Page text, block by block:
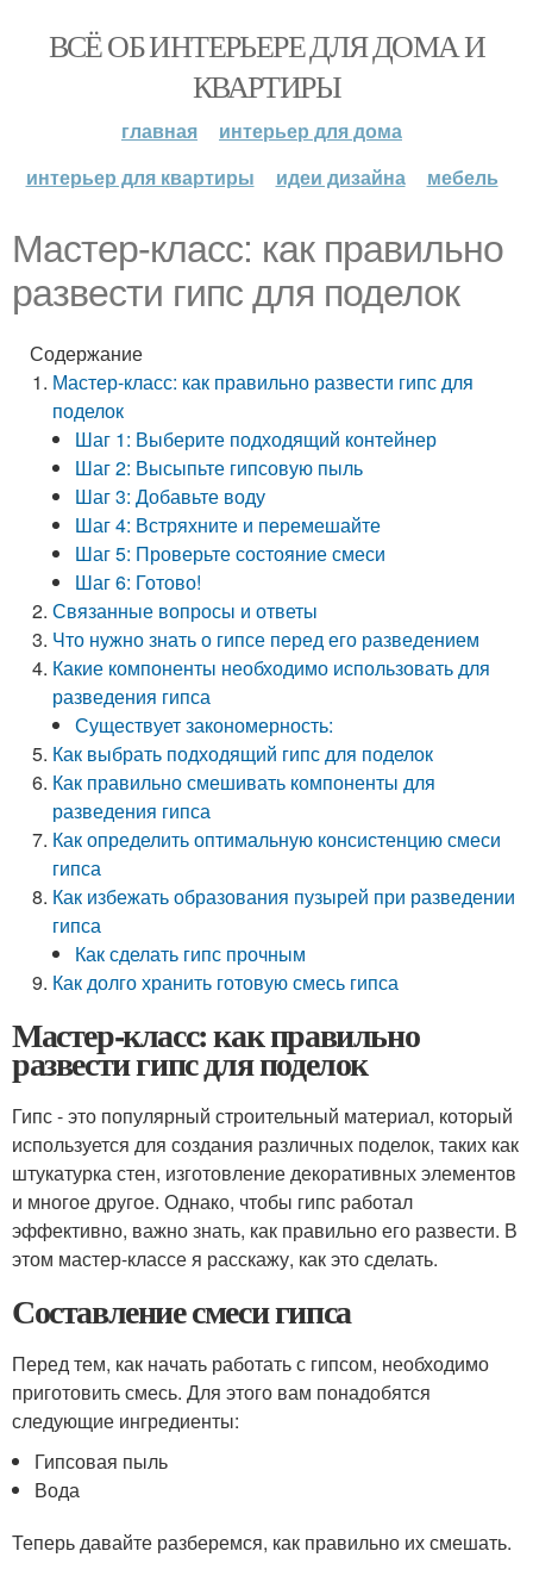
ВСЁ ОБ ИНТЕРЬЕРЕ ДЛЯ ДОМА И
КВАРТИРЫ
главная
интерьер для дома
интерьер для квартиры
идеи дизайна мебель
Мастер-класс: как правильно
развести гипс для поделок
Содержание
Мастер-класс: как правильно развести гипс для
поделок
Шаг 1: Выберите подходящий контейнер
Шаг 2: Высыпьте гипсовую пыль
Шаг 3: Добавьте воду
Шаг 4: Встряхните и перемешайте
Шаг 5: Проверьте состояние смеси
Шаг 6: Готово!
Связанные вопросы и ответы
Что нужно знать о гипсе перед его разведением
Какие компоненты необходимо использовать для
разведения гипса
Существует закономерность:
Как выбрать подходящий гипс для поделок
Как правильно смешивать компоненты для
разведения гипса
Как определить оптимальную консистенцию смеси
гипса
Как избежать образования пузырей при разведении
гипса
Как сделать гипс прочным
Как долго хранить готовую смесь гипса
Мастер-класс: как правильно
развести гипс для поделок
Гипс - это популярный строительный материал, который
используется для создания различных поделок, таких как
штукатурка стен, изготовление декоративных элементов
и многое другое. Однако, чтобы гипс работал
эффективно, важно знать, как правильно его развести. В
этом мастер-классе я расскажу, как это сделать.
Составление смеси гипса
Перед тем, как начать работать с гипсом, необходимо
приготовить смесь. Для этого вам понадобятся
следующие ингредиенты:
Гипсовая пыль
Вода
Теперь давайте разберемся, как правильно их смешать.